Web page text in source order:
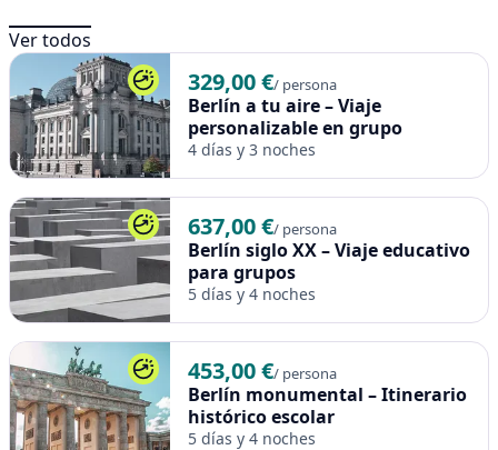
Ver todos
329,00 €/ persona
Berlín a tu aire – Viaje
personalizable en grupo
4 días y 3 noches
637,00 €/ persona
Berlín siglo XX – Viaje educativo
para grupos
5 días y 4 noches
453,00 €/ persona
Berlín monumental – Itinerario
histórico escolar
5 días y 4 noches